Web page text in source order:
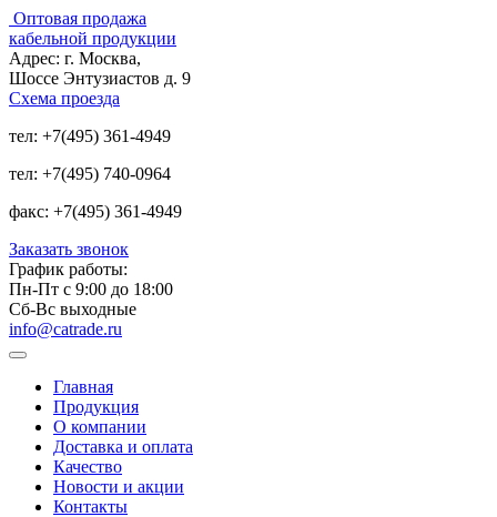
Оптовая продажа
кабельной продукции
Адрес: г. Москва,
Шоссе Энтузиастов д. 9
Схема проезда
тел: +7(495) 361-4949
тел: +7(495) 740-0964
факс: +7(495) 361-4949
Заказать звонок
График работы:
Пн-Пт с 9:00 до 18:00
Сб-Вс выходные
info@catrade.ru
Главная
Продукция
О компании
Доставка и оплата
Качество
Новости и акции
Контакты